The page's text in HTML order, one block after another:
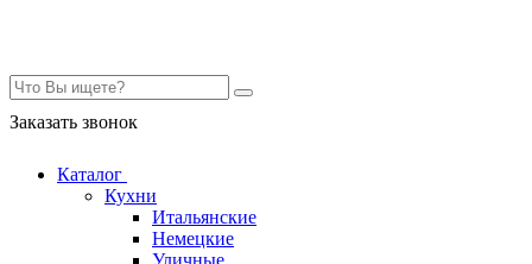
Заказать звонок
Каталог
Кухни
Итальянские
Немецкие